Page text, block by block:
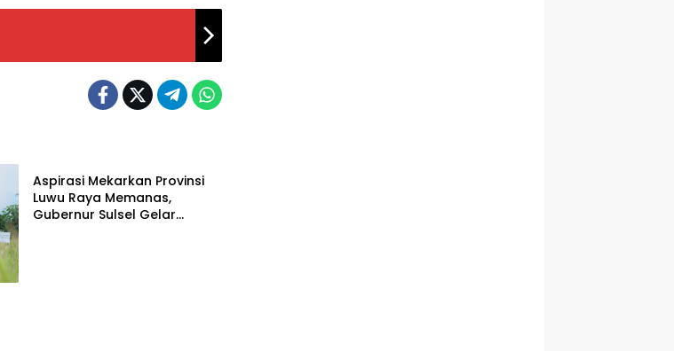
Aspirasi Mekarkan Provinsi
Luwu Raya Memanas,
Gubernur Sulsel Gelar